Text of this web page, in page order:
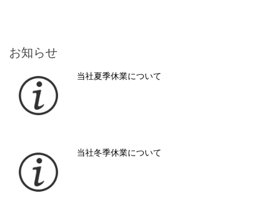
お知らせ
当社夏季休業について
当社冬季休業について